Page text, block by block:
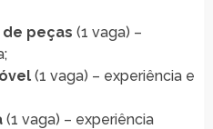
peças (1 vaga) –
(1 vaga) – experiência e
(1 vaga) – experiência